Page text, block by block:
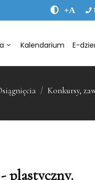
+A
Kalendarium E-
Konkursy,
plastyczny.